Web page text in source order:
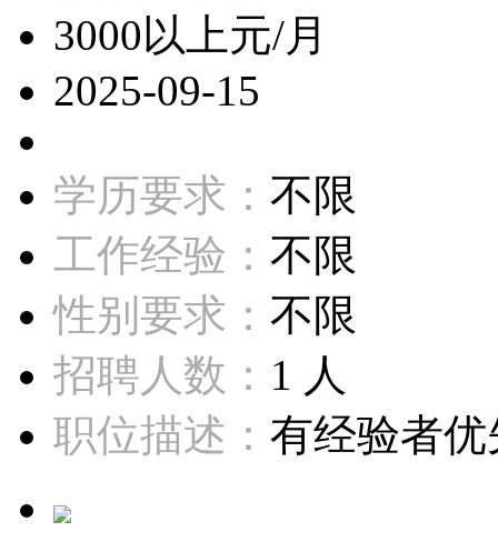
3000以上元/月
2025-09-15
学历要求： 不限
工作经验： 不限
性别要求： 不限
招聘人数： 1 人
职位描述： 有经验者优